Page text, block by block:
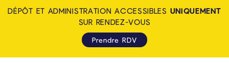
DÉPÔT ET ADMINISTRATION ACCESSIBLES UNIQUEMENT
SUR RENDEZ-VOUS
Prendre RDV